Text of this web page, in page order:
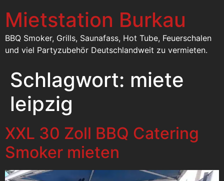
Mietstation Burkau
BBQ Smoker, Grills, Saunafass, Hot Tube, Feuerschalen
und viel Partyzubehör Deutschlandweit zu vermieten.
Schlagwort: miete
leipzig
XXL 30 Zoll BBQ Catering
Smoker mieten